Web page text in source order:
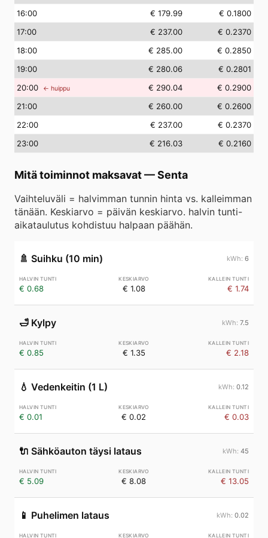
16:00 € 179.99
€ 0.1800
17:00 € 237.00
€ 0.2370
18:00 € 285.00
€ 0.2850
19:00 € 280.06
€ 0.2801
20:00 ← huippu € 290.04
€ 0.2900
21:00 € 260.00
€ 0.2600
22:00 € 237.00
€ 0.2370
23:00 € 216.03 € 0.2160
Mitä toiminnot maksavat—Senta
Vaihteluväli = halvimman tunnin hinta vs. kalleimman
tänään. Keskiarvo = päivän keskiarvo. halvin tunti-
aikataulutus kohdistuu halpaan päähän.
🚿 Suihku (10 min) 6
€ 0.68 € 1.08 € 1.74
🛁 Kylpy 7.5
€ 0.85 € 1.35 € 2.18
💧 Vedenkeitin (1 L) 0.12
€ 0.01 € 0.02 € 0.03
🔌 Sähköauton täysi lataus 45
€ 5.09 € 8.08 € 13.05
📱 Puhelimen lataus 0.02